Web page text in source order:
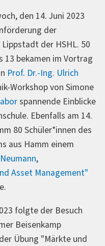
den 14. Juni 2023
der
der HSHL. 50
13 bekamen im Vortrag
Prof. Dr.-Ing. Ulrich
Workshop von Simone
spannende Einblicke
Ebenfalls am 14.
80 Schüler*innen des
aus Hamm einem
,
Asset Management"
folgte der Besuch
Beisenkamp
Übung "Märkte und